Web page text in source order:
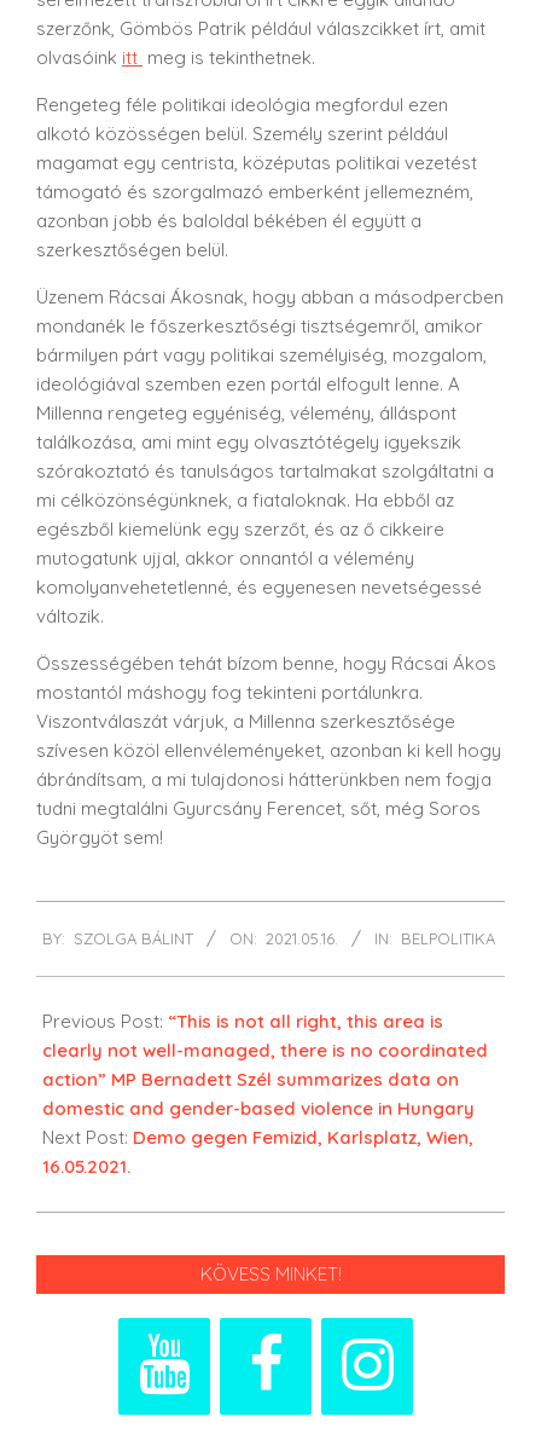
szerzőnk, Gömbös Patrik például válaszcikket írt, amit
olvasóink itt meg is tekinthetnek.
Rengeteg féle politikai ideológia megfordul ezen
alkotó közösségen belül. Személy szerint például
magamat egy centrista, középutas politikai vezetést
támogató és szorgalmazó emberként jellemezném,
azonban jobb és baloldal békében él együtt a
szerkesztőségen belül.
Üzenem Rácsai Ákosnak, hogy abban a másodpercben
mondanék le főszerkesztőségi tisztségemről, amikor
bármilyen párt vagy politikai személyiség, mozgalom,
ideológiával szemben ezen portál elfogult lenne. A
Millenna rengeteg egyéniség, vélemény, álláspont
találkozása, ami mint egy olvasztótégely igyekszik
szórakoztató és tanulságos tartalmakat szolgáltatni a
mi célközönségünknek, a fiataloknak. Ha ebből az
egészből kiemelünk egy szerzőt, és az ő cikkeire
mutogatunk ujjal, akkor onnantól a vélemény
komolyanvehetetlenné, és egyenesen nevetségessé
változik.
Összességében tehát bízom benne, hogy Rácsai Ákos
mostantól máshogy fog tekinteni portálunkra.
Viszontválaszát várjuk, a Millenna szerkesztősége
szívesen közöl ellenvéleményeket, azonban ki kell hogy
ábrándítsam, a mi tulajdonosi hátterünkben nem fogja
tudni megtalálni Gyurcsány Ferencet, sőt, még Soros
Györgyöt sem!
05-
16
BY: SZOLGA BÁLINT ON: 2021.05.16. IN: BELPOLITIKA
Previous Post: “This is not all right, this area is
clearly not well-managed, there is no coordinated
action” MP Bernadett Szél summarizes data on
domestic and gender-based violence in Hungary
Next Post: Demo gegen Femizid, Karlsplatz, Wien,
16.05.2021.
KÖVESS MINKET!